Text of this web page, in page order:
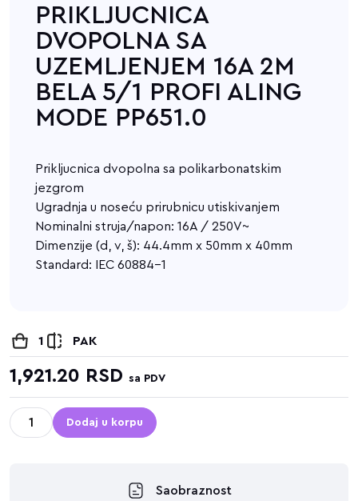
PRIKLJUCNICA
DVOPOLNA SA
UZEMLJENJEM 16A 2M
BELA 5/1 PROFI ALING
MODE PP651.0
Prikljucnica dvopolna sa polikarbonatskim
jezgrom
Ugradnja u noseću prirubnicu utiskivanjem
Nominalni struja/napon: 16A / 250V~
Dimenzije (d, v, š): 44.4mm x 50mm x 40mm
Standard: IEC 60884-1
1 PAK
1,921.20 RSD sa PDV
Dodaj u korpu
Saobraznost